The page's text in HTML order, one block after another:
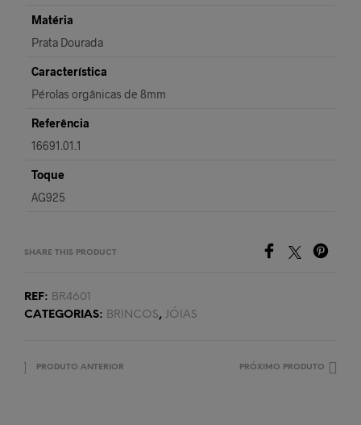
Matéria
Prata Dourada
Característica
Pérolas orgânicas de 8mm
Referência
16691.01.1
Toque
AG925
SHARE THIS PRODUCT
REF: BR4601
CATEGORIAS: BRINCOS, JÓIAS
PRODUTO ANTERIOR PRÓXIMO PRODUTO